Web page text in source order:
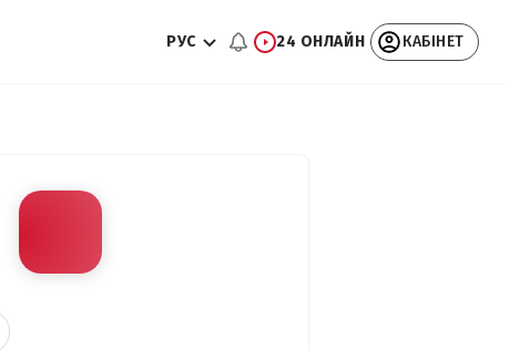
РУС 24 ОНЛАЙН КАБІНЕТ